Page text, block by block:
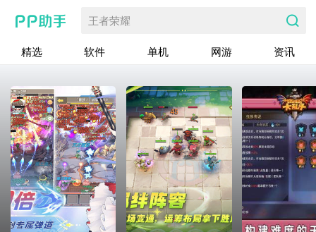
王者荣耀
精选 软件 单机 网游 资讯